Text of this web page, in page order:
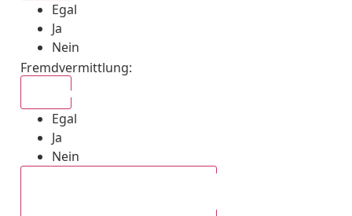
Egal
Ja
Nein
Fremdvermittlung:
Egal
Ja
Nein